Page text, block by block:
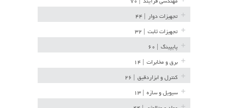
تجهیزات دوار
تجهیزات ثابت
پایپینگ
برق و مخابرات
کنترل و ابزاردقیق
سیویل و سازه